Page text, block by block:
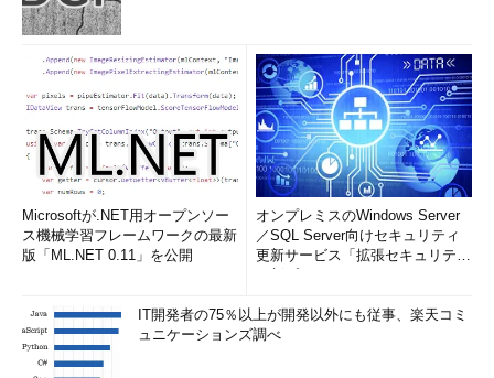
Microsoftが.NET用オープンソー
ス機械学習フレームワークの最新
版「ML.NET 0.11」を公開
オンプレミスのWindows Server
／SQL Server向けセキュリティ
更新サービス「拡張セキュリティ
IT開発者の75％以上が開発以外にも従事、楽天コミ
ュニケーションズ調べ